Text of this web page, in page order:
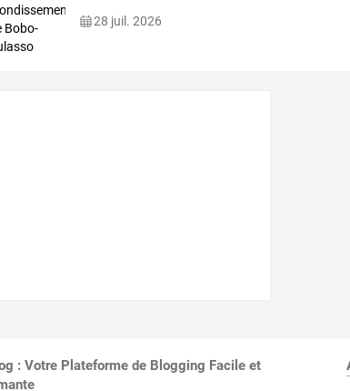
28 juil. 2026
: Votre Plateforme de Blogging Facile et